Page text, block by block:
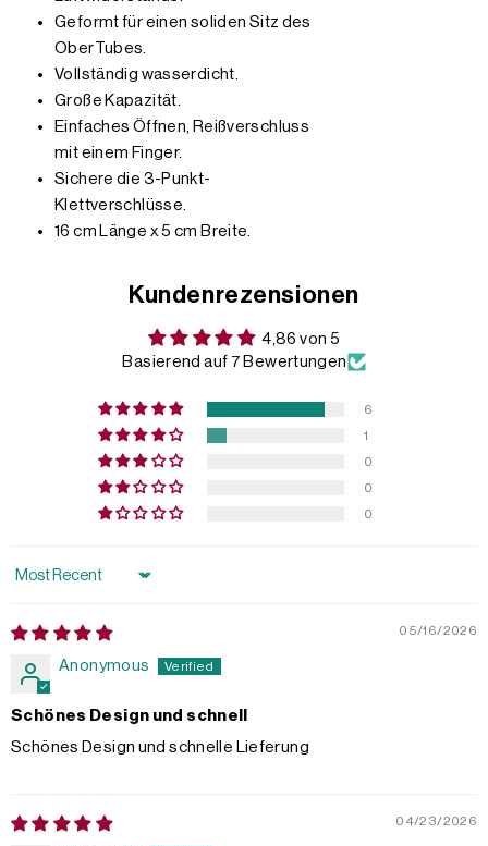
Geformt für einen soliden Sitz des
OberTubes.
Vollständig wasserdicht.
Große Kapazität.
Einfaches Öffnen, Reißverschluss
mit einem Finger.
Sichere die 3-Punkt-
Klettverschlüsse.
16 cm Länge x 5 cm Breite.
Kundenrezensionen
4,86 von 5
Basierend auf 7 Bewertungen
6
1
0
0
0
Sort by
05/16/2026
Anonymous
Schönes Design und schnell
Schönes Design und schnelle Lieferung
04/23/2026